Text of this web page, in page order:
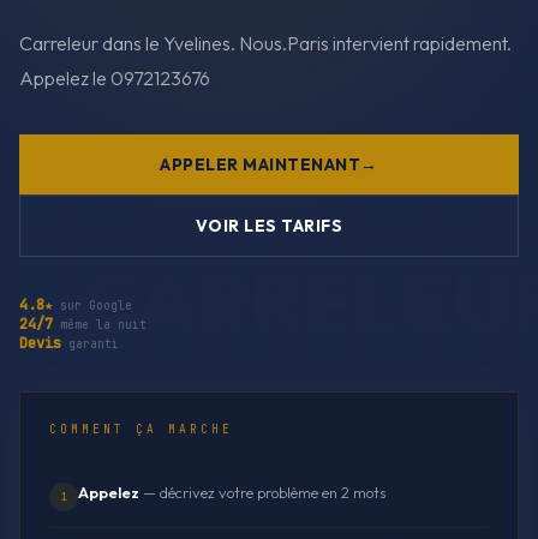
Carreleur dans le Yvelines. Nous.Paris intervient rapidement.
Appelez le 0972123676
APPELER MAINTENANT
VOIR LES TARIFS
4.8★ sur Google
24/7 même la nuit
Devis garanti
COMMENT ÇA MARCHE
1 Appelez — décrivez votre problème en 2 mots